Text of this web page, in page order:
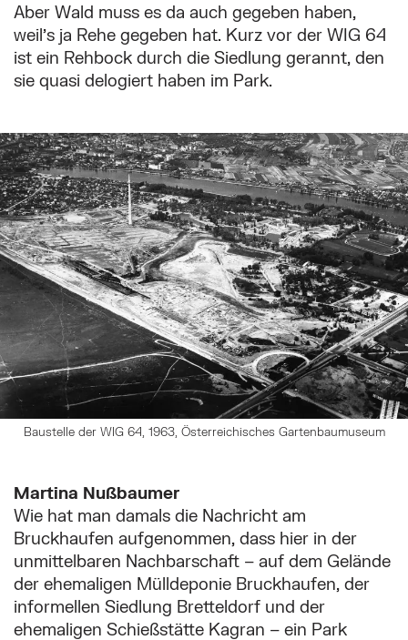
Aber Wald muss es da auch gegeben haben,
weil’s ja Rehe gegeben hat. Kurz vor der WIG 64
ist ein Rehbock durch die Siedlung gerannt, den
sie quasi delogiert haben im Park.
Baustelle der WIG 64, 1963, Österreichisches Gartenbaumuseum
Martina Nußbaumer
Wie hat man damals die Nachricht am
Bruckhaufen aufgenommen, dass hier in der
unmittelbaren Nachbarschaft – auf dem Gelände
der ehemaligen Mülldeponie Bruckhaufen, der
informellen Siedlung Bretteldorf und der
ehemaligen Schießstätte Kagran – ein Park